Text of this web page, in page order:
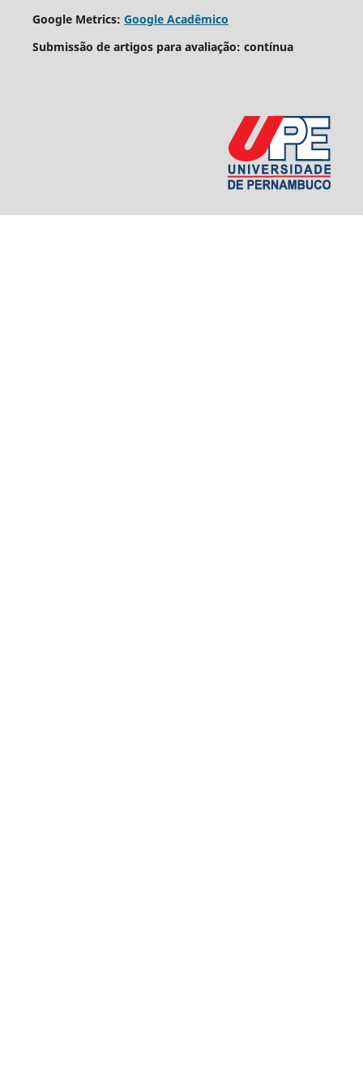
Google Metrics: Google Acadêmico
Submissão de artigos para avaliação: contínua